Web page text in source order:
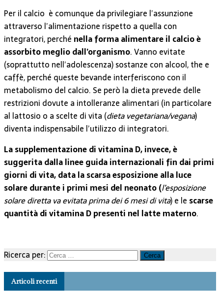
Per il calcio è comunque da privilegiare l’assunzione
attraverso l’alimentazione rispetto a quella con
integratori, perché nella forma alimentare il calcio è
assorbito meglio dall’organismo. Vanno evitate
(soprattutto nell’adolescenza) sostanze con alcool, the e
caffè, perché queste bevande interferiscono con il
metabolismo del calcio. Se però la dieta prevede delle
restrizioni dovute a intolleranze alimentari (in particolare
al lattosio o a scelte di vita (dieta vegetariana/vegana)
diventa indispensabile l’utilizzo di integratori.
La supplementazione di vitamina D, invece, è
suggerita dalla linee guida internazionali fin dai primi
giorni di vita, data la scarsa esposizione alla luce
solare durante i primi mesi del neonato (l’esposizione
solare diretta va evitata prima dei 6 mesi di vita) e le scarse
quantità di vitamina D presenti nel latte materno.
Ricerca per:
Articoli recenti